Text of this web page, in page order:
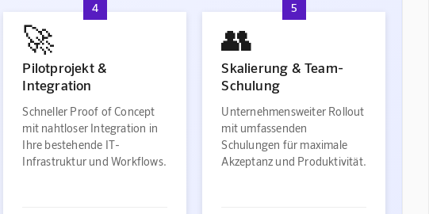
4
🚀
Pilotprojekt &
Integration
Schneller Proof of Concept
mit nahtloser Integration in
Ihre bestehende IT-
Infrastruktur und Workflows.
5
👥
Skalierung & Team-
Schulung
Unternehmensweiter Rollout
mit umfassenden
Schulungen für maximale
Akzeptanz und Produktivität.